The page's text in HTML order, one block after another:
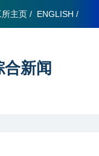
所主页 / ENGLISH /
合新闻